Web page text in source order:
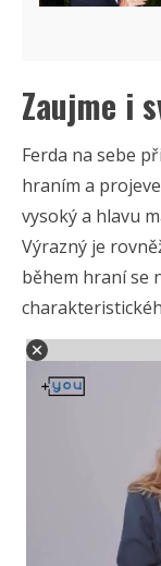
Zaujme i
Ferda na sebe
hraním a
vysoký a hlavu
Výrazný je
během hraní se